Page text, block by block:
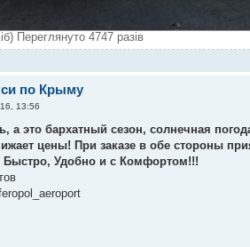
Переглянуто 4747 разів
по Крыму
13:56
а это бархатный сезон, солнечная
цены! При заказе в обе стороны
Быстро, Удобно и с Комфортом!!!